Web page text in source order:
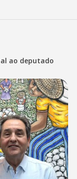
ao deputado